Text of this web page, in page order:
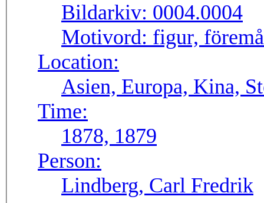
Bildarkiv: 0004.0004
Motivord: figur,
Location:
Asien, Europa, Kina,
Time:
1878, 1879
Person:
Lindberg, Carl Fredrik